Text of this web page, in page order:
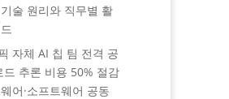
술 원리와 직무별 활
자체 AI 칩 팀 전격 공
드 추론 비용 50% 절감
어·소프트웨어 공동